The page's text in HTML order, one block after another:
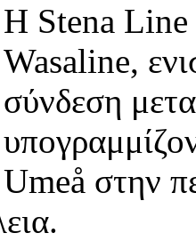
Η Stena Line
Wasaline,
σύνδεση
Umeå στην